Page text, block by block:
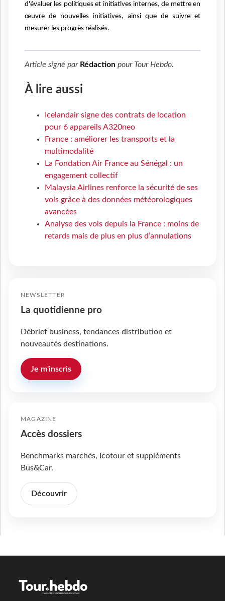
d'évaluer les politiques et initiatives internes, de mettre en
œuvre de nouvelles initiatives, ainsi que de suivre et
mesurer les progrès réalisés.
Article signé par Rédaction pour Tour Hebdo.
À lire aussi
Icelandair signe des contrats de location
pour 6 appareils A320neo
France : améliorer les transports et la
multimodalité
La Fondation Air France au Sénégal : un
engagement collectif
Malaysia Airlines renforce la sécurité de ses
vols grâce à des données météorologiques
avancées
Analyse des vols depuis la France : moins de
retards mais de plus en plus d’annulations
NEWSLETTER
La quotidienne pro
Débrief business, tendances distribution et
nouveautés destinations.
Je m'inscris
MAGAZINE
Accès dossiers
Benchmarks marchés, Icotour et suppléments
Bus&Car.
Découvrir